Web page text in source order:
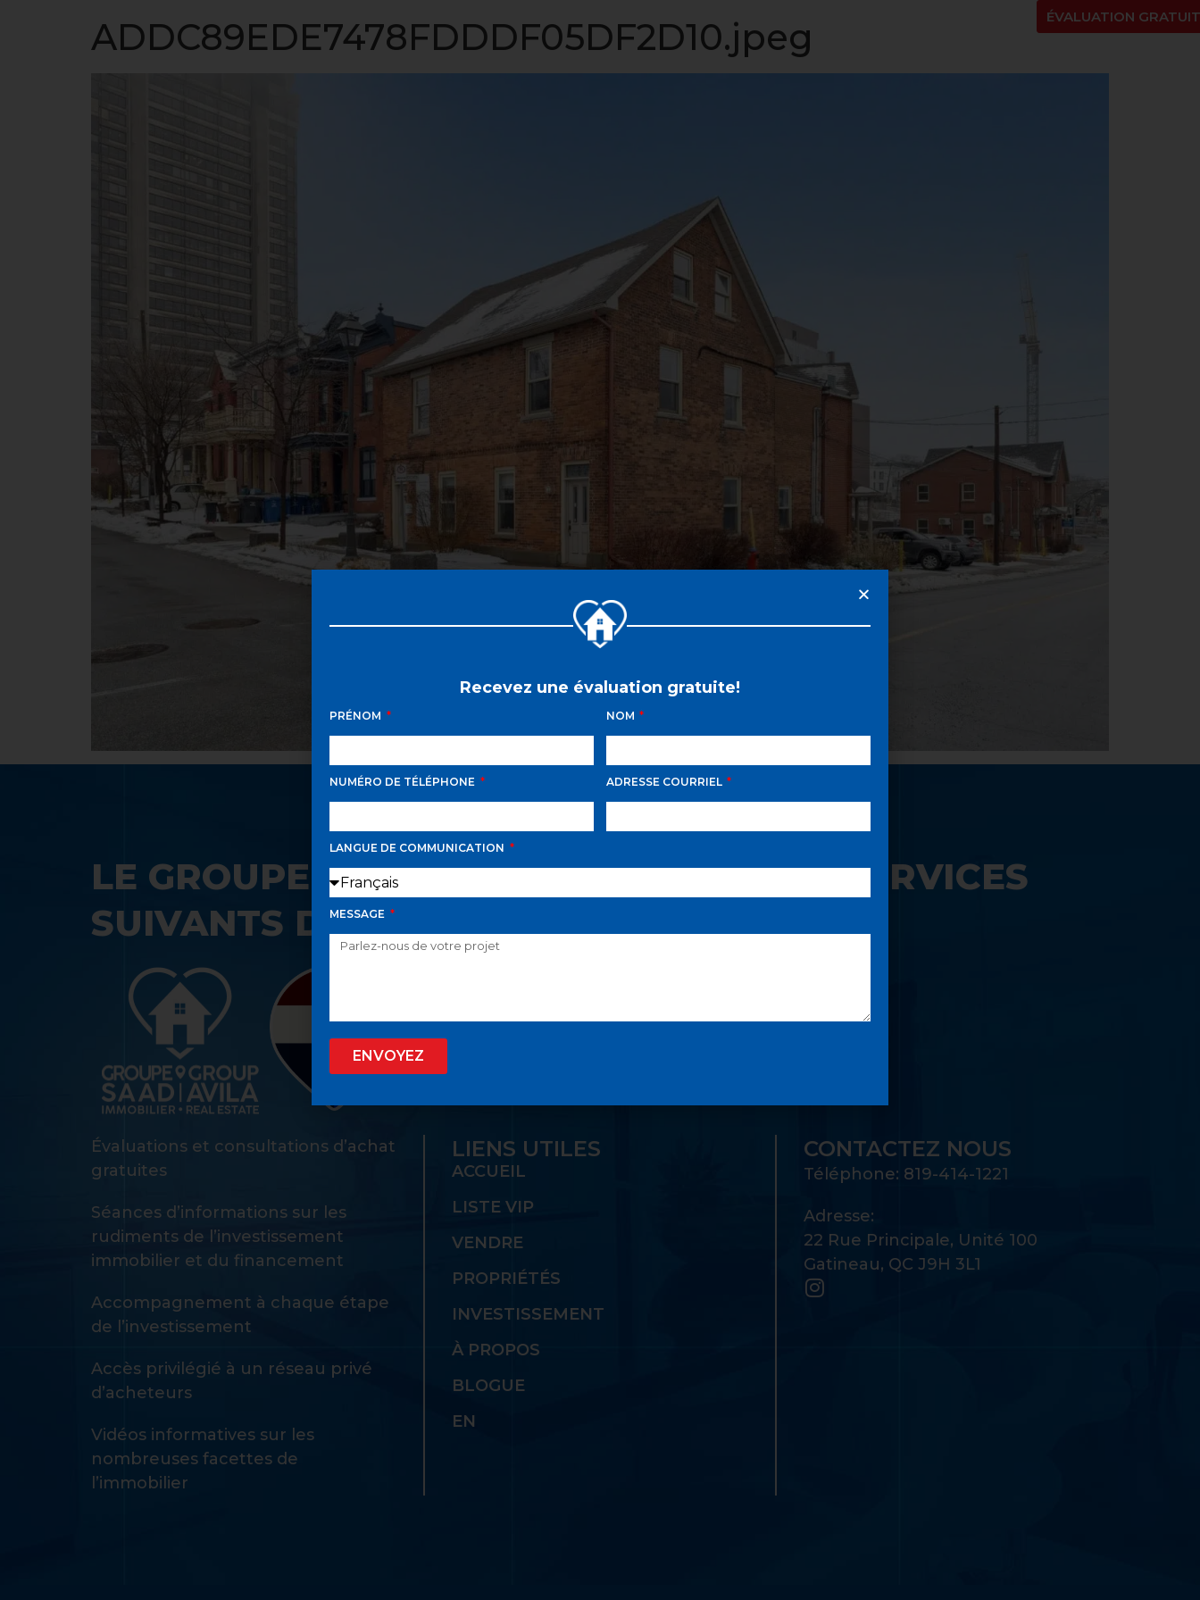
ÉVALUATION
ADDC89EDE7478FDDDF05DF2D10.jpeg
LE GROUPE SAAD AVILA PROPOSE LES SERVICES
SUIVANTS DANS SON GUICHET UNIQUE:
Évaluations et consultations d’achat
gratuites
Séances d’informations sur les
rudiments de l’investissement
immobilier et du financement
Accompagnement à chaque étape
de l’investissement
Accès privilégié à un réseau privé
d’acheteurs
Vidéos informatives sur les
nombreuses facettes de
l’immobilier
LIENS UTILES
ACCUEIL
LISTE VIP
VENDRE
PROPRIÉTÉS
INVESTISSEMENT
À PROPOS
BLOGUE
EN
CONTACTEZ NOUS
Téléphone: 819-414-1221
Adresse:
22 Rue Principale, Unité 100
Gatineau, QC J9H 3L1
Recevez une évaluation gratuite!
PRÉNOM NOM
NUMÉRO DE TÉLÉPHONE ADRESSE COURRIEL
LANGUE DE COMMUNICATION
MESSAGE
ENVOYEZ